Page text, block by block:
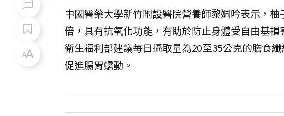
中國醫藥大學新竹附設醫院營養師黎姵吟表示， 柚
倍， 具有抗氧化功能，有助於防止身體受自由基
衛生福利部建議每日攝取量為20至35公克的膳食
促進腸胃蠕動。